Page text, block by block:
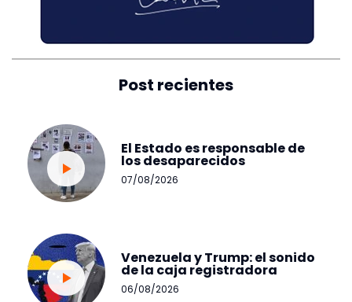
Post recientes
El Estado es responsable de
los desaparecidos
07/08/2026
Venezuela y Trump: el sonido
de la caja registradora
06/08/2026